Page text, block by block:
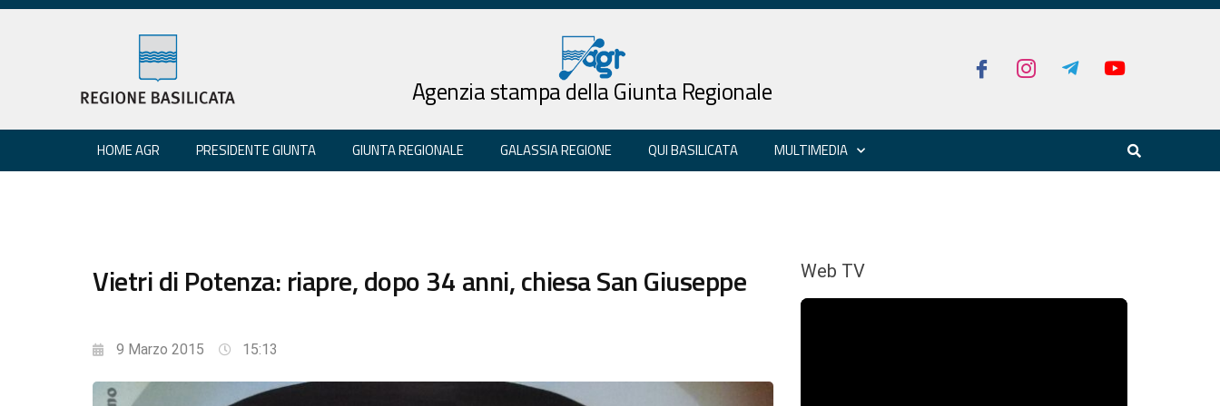
Agenzia stampa della Giunta Regionale
HOME AGR PRESIDENTE GIUNTA GIUNTA REGIONALE GALASSIA REGIONE QUI BASILICATA MULTIMEDIA
Vietri di Potenza: riapre, dopo 34 anni, chiesa San Giuseppe
9 Marzo 2015 15:13
Web TV